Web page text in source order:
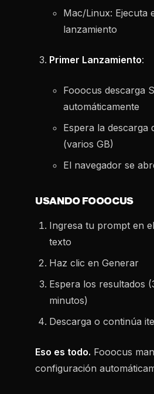
Mac/Linux: Ejecuta
lanzamiento
Primer Lanzamiento:
Fooocus descarga
automáticamente
Espera la descarga
(varios GB)
El navegador se
USANDO FOOOCUS
Ingresa tu prompt en
texto
Haz clic en Generar
Espera los resultados
minutos)
Descarga o continúa
Eso es todo. Fooocus
configuración